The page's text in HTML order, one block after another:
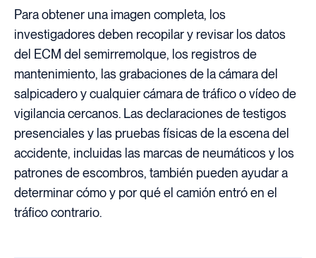
Para obtener una imagen completa, los
investigadores deben recopilar y revisar los datos
del ECM del semirremolque, los registros de
mantenimiento, las grabaciones de la cámara del
salpicadero y cualquier cámara de tráfico o vídeo de
vigilancia cercanos. Las declaraciones de testigos
presenciales y las pruebas físicas de la escena del
accidente, incluidas las marcas de neumáticos y los
patrones de escombros, también pueden ayudar a
determinar cómo y por qué el camión entró en el
tráfico contrario.